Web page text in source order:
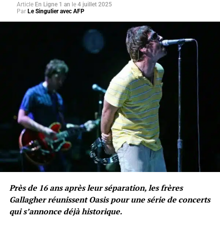
Article En Ligne 1 an le 4 juillet 2025
Par Le Singulier avec AFP
Près de 16 ans après leur séparation, les frères
Gallagher réunissent Oasis pour une série de concerts
qui s’annonce déjà historique.